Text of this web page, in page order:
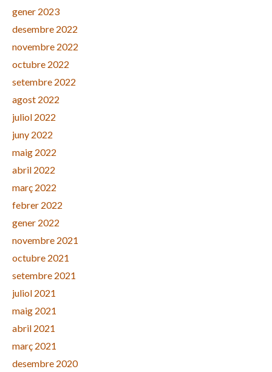
gener 2023
desembre 2022
novembre 2022
octubre 2022
setembre 2022
agost 2022
juliol 2022
juny 2022
maig 2022
abril 2022
març 2022
febrer 2022
gener 2022
novembre 2021
octubre 2021
setembre 2021
juliol 2021
maig 2021
abril 2021
març 2021
desembre 2020